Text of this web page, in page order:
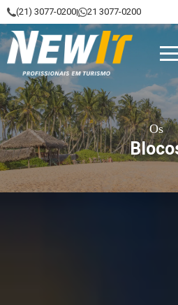
(21) 3077-0200 21 3077-0200
NewIt - Profissionais em
Os